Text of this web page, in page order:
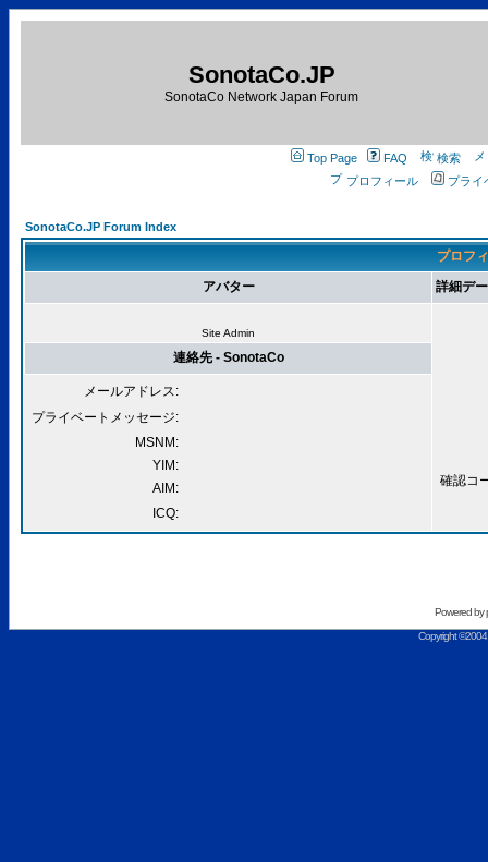
SonotaCo.JP
SonotaCo Network Japan Forum
Top Page FAQ
検索
プロフィール
プライ
SonotaCo.JP Forum Index
プロフ
アバター
詳細デ
Site Admin
確認コ
連絡先 - SonotaCo
メールアドレス:
プライベートメッセージ:
MSNM:
YIM:
AIM:
ICQ:
Powered by
Copyright ©2004